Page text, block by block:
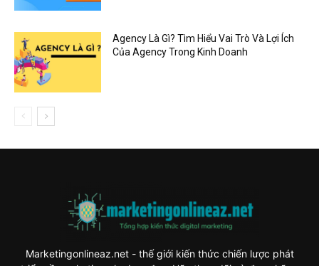
Agency Là Gì? Tìm Hiểu Vai Trò Và Lợi Ích
Của Agency Trong Kinh Doanh
Marketingonlineaz.net - thế giới kiến thức chiến lược phát